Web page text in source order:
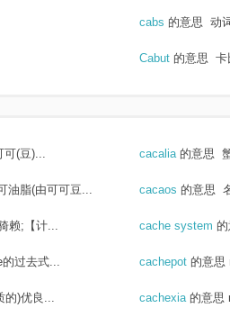
cabs 的意思 动
Cabut 的意思 卡
可(豆)... cacalia 的意思
油脂(由可可豆... cacaos 的意思
赖;【计... cache system
过去式... cachepot 的意思
的)优良... cachexia 的意思